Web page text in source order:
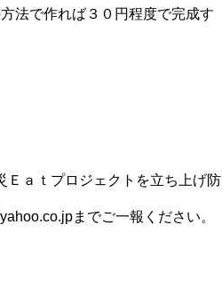
法で作れば３０円程度で完成す
Ｅａｔプロジェクトを立ち上げ防
までご一報ください。